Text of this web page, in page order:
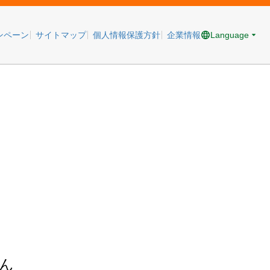
ペーン サイトマップ 個人情報保護方針 企業情報 Language